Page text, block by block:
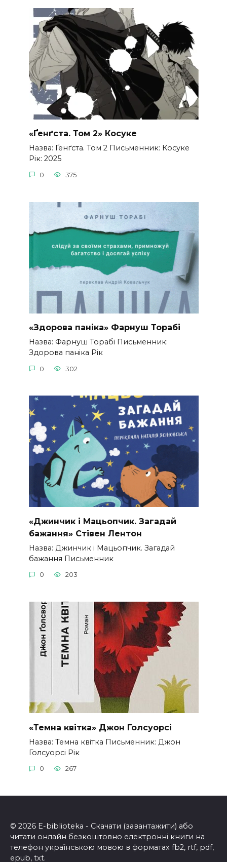
«Ґенґста. Том 2» Косуке
Назва: Ґенґста. Том 2 Письменник: Косуке
Рік: 2025
0 375
«Здорова паніка» Фарнуш Торабі
Назва: Фарнуш Торабі Письменник:
Здорова паніка Рік
0 302
«Джинчик і Мацьопчик. Загадай
бажання» Стівен Лентон
Назва: Джинчик і Мацьопчик. Загадай
бажання Письменник
0 203
«Темна квітка» Джон Голсуорсі
Назва: Темна квітка Письменник: Джон
Голсуорсі Рік
0 267
© 2026 E-biblioteka - Скачати (завантажити) або
читати онлайн безкоштовно електронні книги на
телефон українською мовою в форматах fb2, rtf, pdf,
epub, txt.